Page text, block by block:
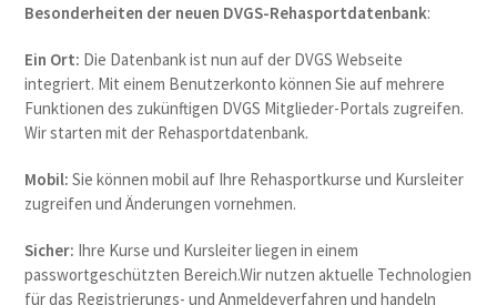
Besonderheiten der neuen DVGS-Rehasportdatenbank:
Ein Ort: Die Datenbank ist nun auf der DVGS Webseite
integriert. Mit einem Benutzerkonto können Sie auf mehrere
Funktionen des zukünftigen DVGS Mitglieder-Portals zugreifen.
Wir starten mit der Rehasportdatenbank.
Mobil:Sie können mobil auf Ihre Rehasportkurse und Kursleiter
zugreifen und Änderungen vornehmen.
Sicher: Ihre Kurse und Kursleiter liegen in einem
passwortgeschützten Bereich.Wir nutzen aktuelle Technologien
für das Registrierungs- und Anmeldeverfahren und handeln